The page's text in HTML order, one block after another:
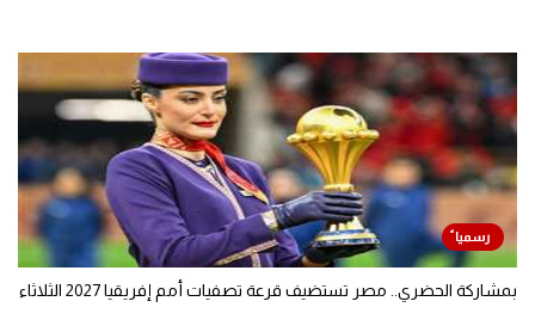
بمشاركة الحضري.. مصر تستضيف قرعة تصفيات أمم إفريقيا 2027 الثلاثاء